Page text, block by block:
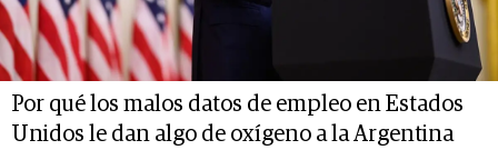
Por qué los malos datos de empleo en Estados
Unidos le dan algo de oxígeno a la Argentina